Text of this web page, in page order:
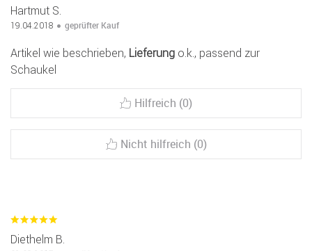
Hartmut S.
19.04.2018 geprüfter Kauf
Artikel wie beschrieben, Lieferung o.k., passend zur
Schaukel
Hilfreich (0)
Nicht hilfreich (0)
Diethelm B.